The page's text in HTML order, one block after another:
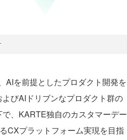
を前提としたプロダクト開発を
びAIドリブンなプロダクト群の
、KARTE独自のカスタマーデー
CXプラットフォーム実現を目指